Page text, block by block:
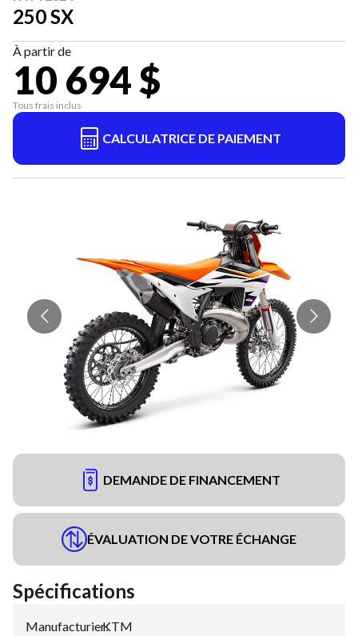
250 SX
À partir de
10 694 $
Tous frais inclus
CALCULATRICE DE PAIEMENT
DEMANDE DE FINANCEMENT
ÉVALUATION DE VOTRE ÉCHANGE
Spécifications
Manufacturier:
KTM